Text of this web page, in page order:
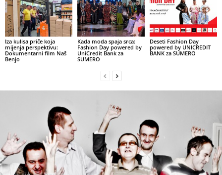
Iza kulisa priče koja
mijenja perspektivu:
Dokumentarni film Naš
Benjo
Kada moda spaja srca:
Fashion Day powered by
UniCredit Bank za
SUMERO
Deseti Fashion Day
powered by UNICREDIT
BANK za SUMERO